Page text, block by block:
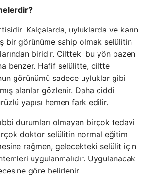
Kalçalarda, uyluklarda ve karın
bir görünüme sahip olmak selülitin
biridir. Ciltteki bu yön bazen
benzer. Hafif selülitte, ciltte
görünümü sadece uyluklar gibi
alanlar gözlenir. Daha ciddi
yapısı hemen fark edilir.
durumları olmayan birçok tedavi
doktor selülitin normal eğitim
rağmen, gelecekteki selülit için
uygulanmalıdır. Uygulanacak
göre belirlenir.